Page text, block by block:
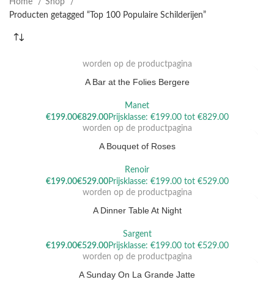
Home
Shop
Producten getagged “Top 100 Populaire Schilderijen”
worden op de productpagina
A Bar at the Folies Bergere
Manet
€
€
Dit product heeft meerdere variaties. Deze optie kan gekozen
worden op de productpagina
A Bouquet of Roses
Renoir
€
€
Dit product heeft meerdere variaties. Deze optie kan gekozen
worden op de productpagina
A Dinner Table At Night
Sargent
€
€
Dit product heeft meerdere variaties. Deze optie kan gekozen
worden op de productpagina
A Sunday On La Grande Jatte